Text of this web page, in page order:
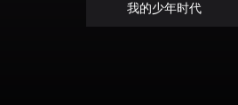
我的少年时代